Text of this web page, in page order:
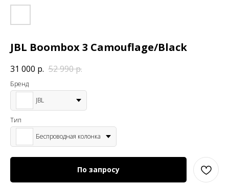
JBL Boombox 3 Camouflage/Black
31 000 р. 52 990р.
Бренд
JBL
Тип
Беспроводная колонка
По запросу